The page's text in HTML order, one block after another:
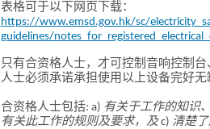
表格可于以下网页下载：
https://www.emsd.gov.hk/sc/
guidelines/
只有合资格人士，才可控制音响控制
人士必须承诺承担使用以上设备完好无
合资格人士包括: a) 有关于工作的知识
有关此工作的规则及要求，及c) 清楚了